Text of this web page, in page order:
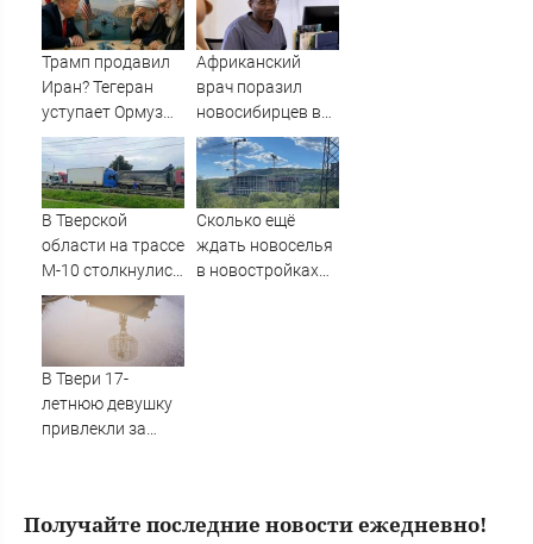
(ВИДЕО)
Трамп продавил
Иран? Тегеран
уступает Ормуз
без пошлин. Это и
есть «сделка
века»?
Африканский
врач поразил
новосибирцев в
травмпункте
Академгородка
В Тверской
области на трассе
М-10 столкнулись
три фуры
Сколько ещё
ждать новоселья
в новостройках
В Твери 17-
летнюю девушку
привлекли за
городов Тверской
Получайте последние новости ежедневно!